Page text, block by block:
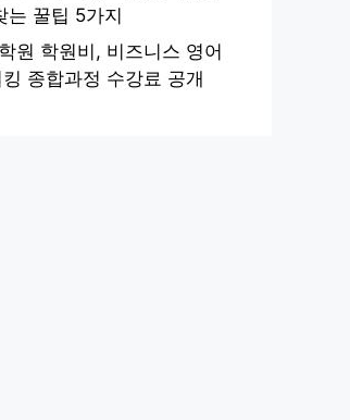
는 꿀팁 5가지
원 학원비, 비즈니스 영어
종합과정 수강료 공개